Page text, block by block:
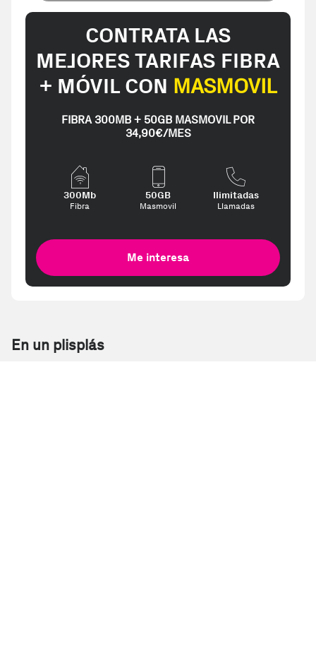
CONTRATA LAS
MEJORES TARIFAS FIBRA
+ MÓVIL CON MASMOVIL
FIBRA 300MB + 50GB MASMOVIL POR
34,90€/MES
300Mb
Fibra
50GB
Masmovil
Ilimitadas
Llamadas
Me interesa
En un plisplás